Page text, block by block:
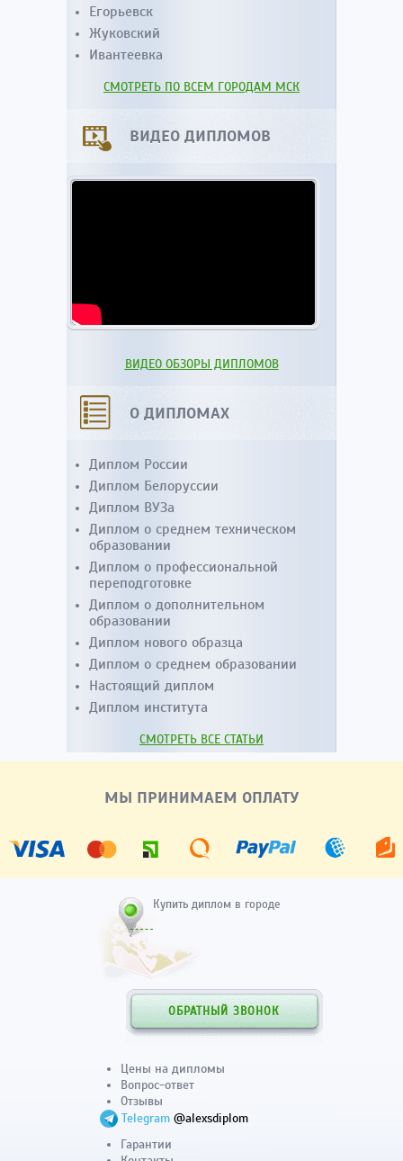
Егорьевск
Жуковский
Ивантеевка
СМОТРЕТЬ ПО ВСЕМ ГОРОДАМ МСК
ВИДЕО ДИПЛОМОВ
ВИДЕО ОБЗОРЫ ДИПЛОМОВ
О ДИПЛОМАХ
Диплом России
Диплом Белоруссии
Диплом ВУЗа
Диплом о среднем техническом
образовании
Диплом о профессиональной
переподготовке
Диплом о дополнительном
образовании
Диплом нового образца
Диплом о среднем образовании
Настоящий диплом
Диплом института
СМОТРЕТЬ ВСЕ СТАТЬИ
МЫ ПРИНИМАЕМ ОПЛАТУ
Купить диплом в городе
ОБРАТНЫЙ ЗВОНОК
Цены на дипломы
Вопрос-ответ
Отзывы
Telegram @alexsdiplom
Гарантии